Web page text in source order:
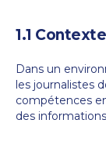
1.1 Contexte
Dans un
les journalistes
compétences
des